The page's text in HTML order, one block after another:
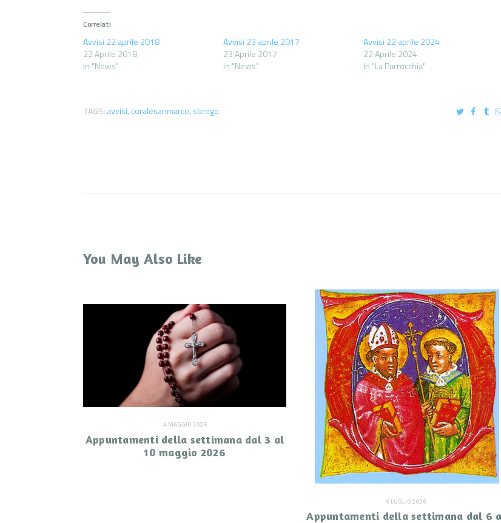
Correlati
Avvisi 22 aprile 2018
22 Aprile 2018
In "News"
Avvisi 23 aprile 2017
23 Aprile 2017
In "News"
Avvisi 22 aprile 2024
22 Aprile 2024
In "La Parrocchia"
TAGS:avvisi, coralesanmarco, sbrego
You May Also Like
4 MAGGIO 2026
Appuntamenti della settimana dal 3 al
10 maggio 2026
6 LUGLIO 2026
Appuntamenti della settimana dal 6